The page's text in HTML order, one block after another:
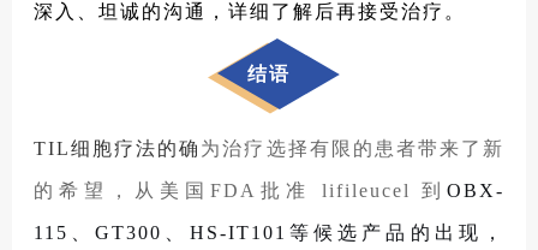
深入、坦诚的沟通，详细了解后再接受治疗。
结语
TIL细胞疗法的确 为治疗选择有限的患者带来了新
的希望，从美国FDA批准 lifileucel 到 OBX-
115、GT300、HS-IT101等候选产品的出现，